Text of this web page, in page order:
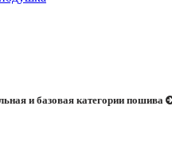
и базовая категории пошива